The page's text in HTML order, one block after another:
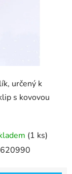
určený k
s kovovou
(1 ks)